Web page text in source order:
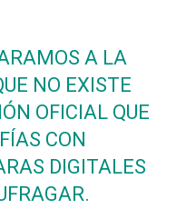
A LA
NO EXISTE
OFICIAL QUE
CON
DIGITALES